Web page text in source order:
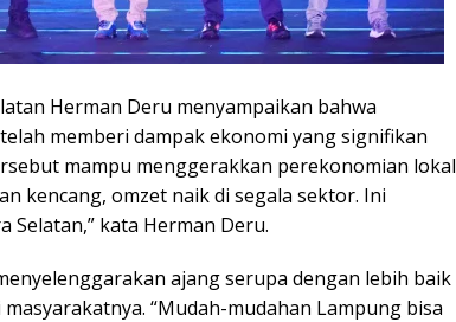
Herman Deru menyampaikan bahwa
memberi dampak ekonomi yang signifikan
mampu menggerakkan perekonomian lokal
kencang, omzet naik di segala sektor. Ini
Selatan,” kata Herman Deru.
ajang serupa dengan lebih baik
“Mudah-mudahan Lampung bisa